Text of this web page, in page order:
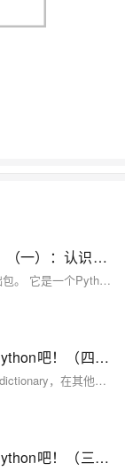
（numpy）Python做数据处理必备框架！（一）：认识numpy；从概念层面开始学习ndarray数组：形状、数组转置、数值范围、矩阵...
Numpy是什么？ numpy是Python中科学计算的基础包。 它是一个Python库，提供多维数组对象、各种派生对象(例如掩码数组和矩阵)以及用于对数组进行快速操作的各种方法，包括数学、逻辑、形状操作、排序、选择、I/0 、离散傅里叶变换、基本线性代数、基本统计运算、随机模拟等等。 Numpy能做什么？ numpy的部分功能如下: ndarray，一个具有矢量算术运算和复杂广播能力的快速且节省空间的多维数组 用于对整组数据进行快速运算的标准数学函数(无需编写循环)。 用于读写磁盘数据的工具以及用于操作内存映射文件的工具。 线性代数、随机数生成以及傅里叶变换功能。 用于集成由C、C++
（Python基础）新时代语言！一起学习Python吧！（四）：dict字典和set类型；切片类型、列表生成式；map和reduce迭代器；filter过滤函数、sorted排序函数；lambda函数
dict字典 Python内置了字典：dict的支持，dict全称dictionary，在其他语言中也称为map，使用键-值（key-value）存储，具有极快的查找速度。 我们可以通过声明JS对象一样的方式声明dict
（Python基础）新时代语言！一起学习Python吧！（三）：IF条件判断和match匹配；Python中的循环：for...in、while循环；循环操作关键字；Python函数使用方法